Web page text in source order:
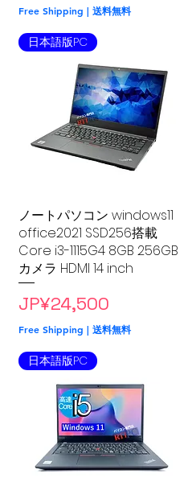
Free Shipping | 送料無料
Quick View
日本語版PC
ノートパソコン windows11
office2021 SSD256搭載
Core i3-1115G4 8GB 256GB
カメラ HDMI 14 inch
Price
JP¥24,500
Free Shipping | 送料無料
日本語版PC